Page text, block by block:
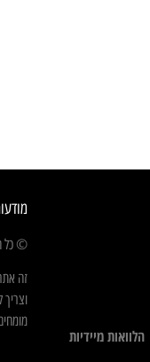
הלוואות מיידיות
© כל
זה